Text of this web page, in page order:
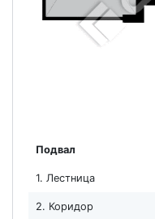
Подвал
1. Лестница
2. Коридор